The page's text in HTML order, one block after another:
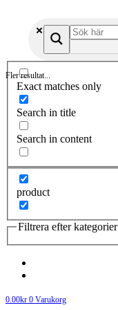
Fler resultat...
Exact matches only
Search in title
Search in content
product
Filtrera efter kategorier
0.00kr 0 Varukorg